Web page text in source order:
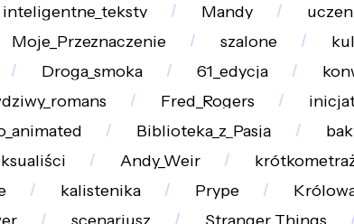
inteligentne_teksty Mandy
Moje_Przeznaczenie szalone
Droga_smoka 61_edycja
Fred_Rogers
Biblioteka_z_Pasją
Andy_Weir
kalistenika Prype